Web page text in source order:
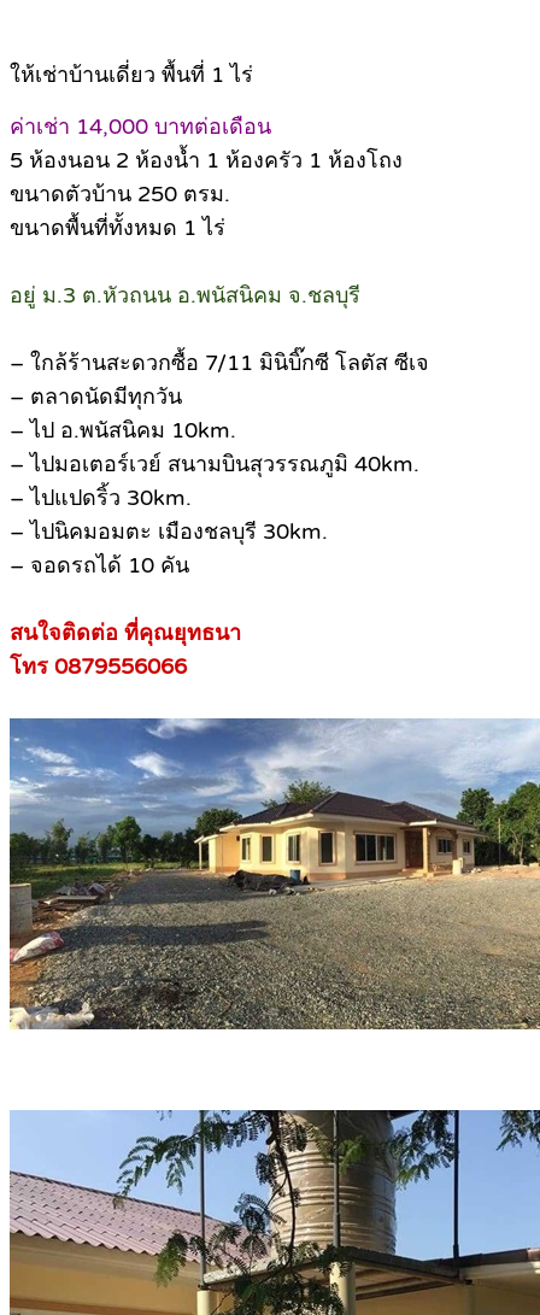
ให้เช่าบ้านเดี่ยว พื้นที่ 1 ไร่
ค่าเช่า 14,000 บาทต่อเดือน
5 ห้องนอน 2 ห้องน้ำ 1 ห้องครัว 1 ห้องโถง
ขนาดตัวบ้าน 250 ตรม.
ขนาดพื้นที่ทั้งหมด 1 ไร่
อยู่ ม.3 ต.หัวถนน อ.พนัสนิคม จ.ชลบุรี
– ใกล้ร้านสะดวกซื้อ 7/11 มินิบิ๊กซี โลตัส ซีเจ
– ตลาดนัดมีทุกวัน
– ไป อ.พนัสนิคม 10km.
– ไปมอเตอร์เวย์ สนามบินสุวรรณภูมิ 40km.
– ไปแปดริ้ว 30km.
– ไปนิคมอมตะ เมืองชลบุรี 30km.
– จอดรถได้ 10 คัน
สนใจติดต่อ ที่คุณยุทธนา
โทร 0879556066